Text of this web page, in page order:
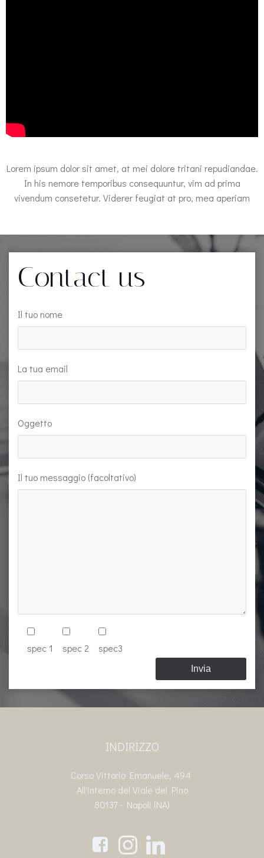
Lorem ipsum dolor sit amet, at mei dolore tritani repudiandae.
In his nemore temporibus consequuntur, vim ad prima
vivendum consetetur. Viderer feugiat at pro, mea aperiam
Contact us
Il tuo nome
La tua email
Oggetto
Il tuo messaggio (facoltativo)
spec 1 spec 2 spec3
INDIRIZZO
Corso Vittorio Emanuele, 494
All'interno del Viale del Pino
80137 - Napoli (NA)